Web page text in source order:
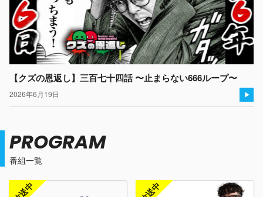
【クズの恩返し】三百七十四話 〜止まらない666ループ〜
2026年6月19日
番組一覧
PROGRAM